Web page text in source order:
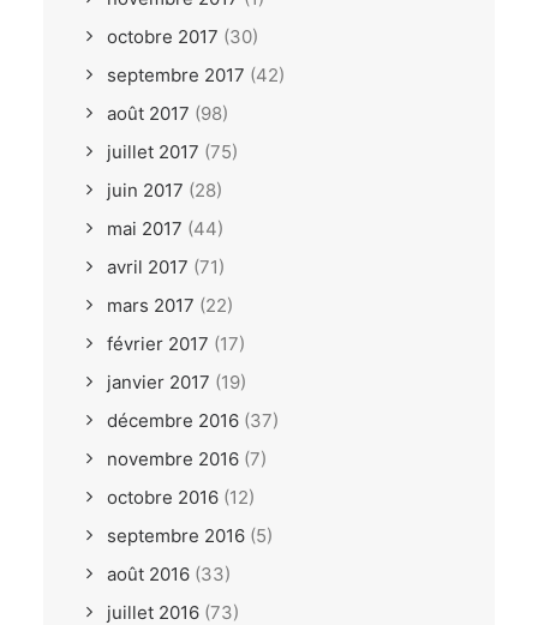
octobre 2017 (30)
septembre 2017 (42)
août 2017 (98)
juillet 2017 (75)
juin 2017 (28)
mai 2017 (44)
avril 2017 (71)
mars 2017 (22)
février 2017 (17)
janvier 2017 (19)
décembre 2016 (37)
novembre 2016 (7)
octobre 2016 (12)
septembre 2016 (5)
août 2016 (33)
juillet 2016 (73)